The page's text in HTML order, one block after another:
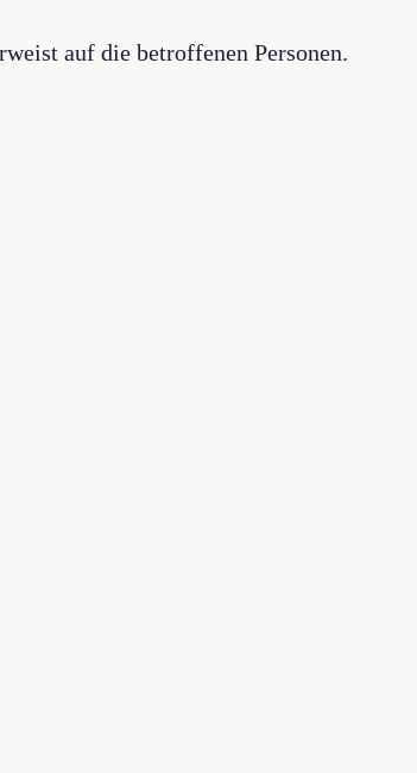
auf die betroffenen Personen.